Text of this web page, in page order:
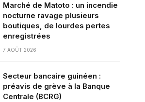
Marché de Matoto : un incendie
nocturne ravage plusieurs
boutiques, de lourdes pertes
enregistrées
7 AOÛT 2026
Secteur bancaire guinéen :
préavis de grève à la Banque
Centrale (BCRG)